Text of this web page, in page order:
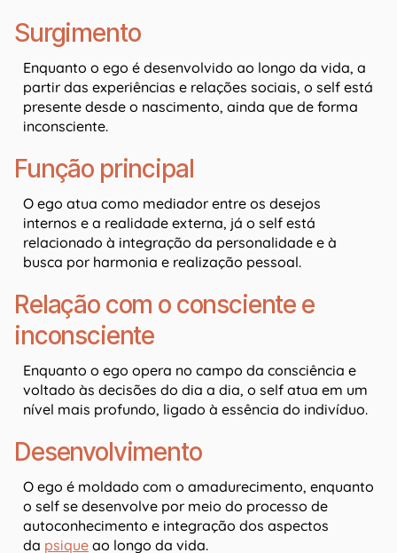
Surgimento
Enquanto o ego é desenvolvido ao longo da vida, a
partir das experiências e relações sociais, o self está
presente desde o nascimento, ainda que de forma
inconsciente.
Função principal
O ego atua como mediador entre os desejos
internos e a realidade externa, já o self está
relacionado à integração da personalidade e à
busca por harmonia e realização pessoal.
Relação com o consciente e
inconsciente
Enquanto o ego opera no campo da consciência e
voltado às decisões do dia a dia, o self atua em um
nível mais profundo, ligado à essência do indivíduo.
Desenvolvimento
O ego é moldado com o amadurecimento, enquanto
o self se desenvolve por meio do processo de
autoconhecimento e integração dos aspectos
da psique ao longo da vida.